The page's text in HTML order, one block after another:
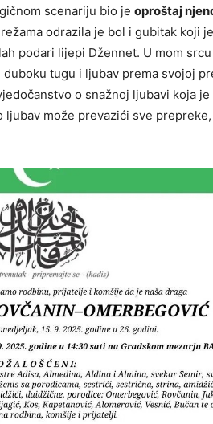
scenariju bio je oproštaj
odrazila je bol i gubitak koji
podari lijepi Džennet. U mom
tugu i ljubav prema svojoj
o snažnoj ljubavi koja
može prevazići sve